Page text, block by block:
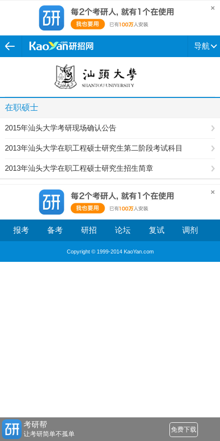
导航
在职硕士
2015年汕头大学考研现场确认公告
2013年汕头大学在职工程硕士研究生第二阶段考试科目
2013年汕头大学在职工程硕士研究生招生简章
报考 备考 研招 论坛 复试 调剂
Copyright © 1999-2014 KaoYan.com
考研帮
让考研简单不孤单
免费下载